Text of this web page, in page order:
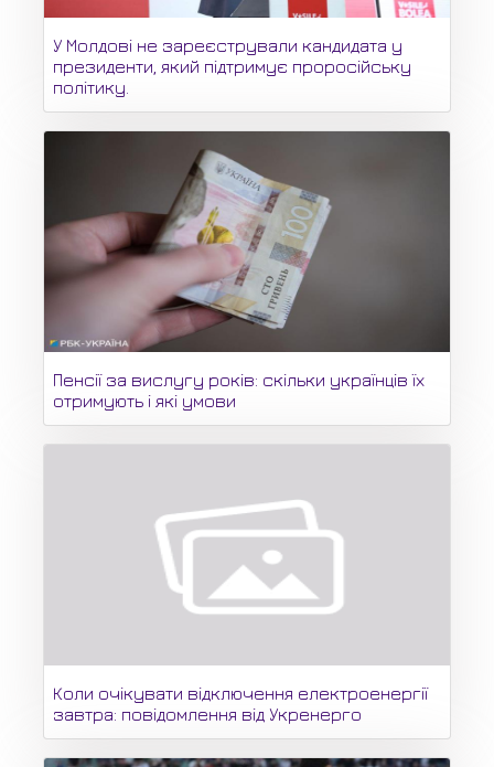
У Молдові не зареєстрували кандидата у
президенти, який підтримує проросійську
політику.
Пенсії за вислугу років: скільки українців їх
отримують і які умови
Коли очікувати відключення електроенергії
завтра: повідомлення від Укренерго